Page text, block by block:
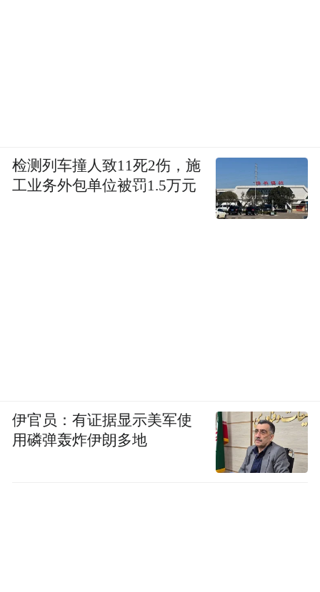
检测列车撞人致11死2伤，施
工业务外包单位被罚1.5万元
伊官员：有证据显示美军使
用磷弹轰炸伊朗多地